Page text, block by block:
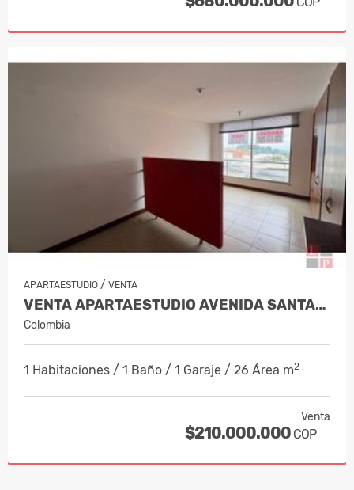
APARTAESTUDIO / VENTA
VENTA APARTAESTUDIO AVENIDA SANTANDE…
Colombia
1 Habitaciones / 1 Baño / 1 Garaje / 26 Área m2
Venta
$210.000.000 COP